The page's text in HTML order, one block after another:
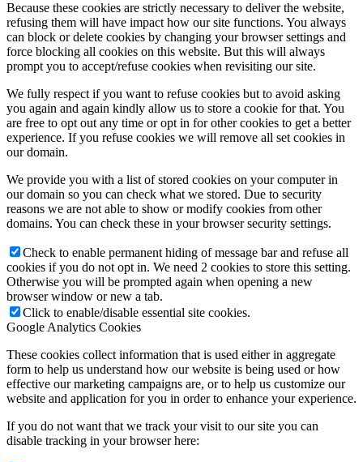
Because these cookies are strictly necessary to deliver the website,
refusing them will have impact how our site functions. You always
can block or delete cookies by changing your browser settings and
force blocking all cookies on this website. But this will always
prompt you to accept/refuse cookies when revisiting our site.
We fully respect if you want to refuse cookies but to avoid asking
you again and again kindly allow us to store a cookie for that. You
are free to opt out any time or opt in for other cookies to get a better
experience. If you refuse cookies we will remove all set cookies in
our domain.
We provide you with a list of stored cookies on your computer in
our domain so you can check what we stored. Due to security
reasons we are not able to show or modify cookies from other
domains. You can check these in your browser security settings.
Check to enable permanent hiding of message bar and refuse all
cookies if you do not opt in. We need 2 cookies to store this setting.
Otherwise you will be prompted again when opening a new
browser window or new a tab.
Click to enable/disable essential site cookies.
Google Analytics Cookies
These cookies collect information that is used either in aggregate
form to help us understand how our website is being used or how
effective our marketing campaigns are, or to help us customize our
website and application for you in order to enhance your experience.
If you do not want that we track your visit to our site you can
disable tracking in your browser here: